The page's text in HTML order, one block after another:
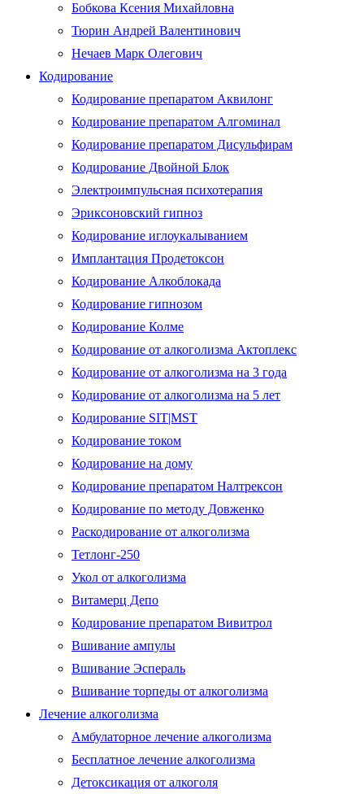
Бобкова Ксения Михайловна
Тюрин Андрей Валентинович
Нечаев Марк Олегович
Кодирование
Кодирование препаратом Аквилонг
Кодирование препаратом Алгоминал
Кодирование препаратом Дисульфирам
Кодирование Двойной Блок
Электроимпульсная психотерапия
Эриксоновский гипноз
Кодирование иглоукалыванием
Имплантация Продетоксон
Кодирование Алкоблокада
Кодирование гипнозом
Кодирование Колме
Кодирование от алкоголизма Актоплекс
Кодирование от алкоголизма на 3 года
Кодирование от алкоголизма на 5 лет
Кодирование SIT|MST
Кодирование током
Кодирование на дому
Кодирование препаратом Налтрексон
Кодирование по методу Довженко
Раскодирование от алкоголизма
Тетлонг-250
Укол от алкоголизма
Витамерц Депо
Кодирование препаратом Вивитрол
Вшивание ампулы
Вшивание Эспераль
Вшивание торпеды от алкоголизма
Лечение алкоголизма
Амбулаторное лечение алкоголизма
Бесплатное лечение алкоголизма
Детоксикация от алкоголя